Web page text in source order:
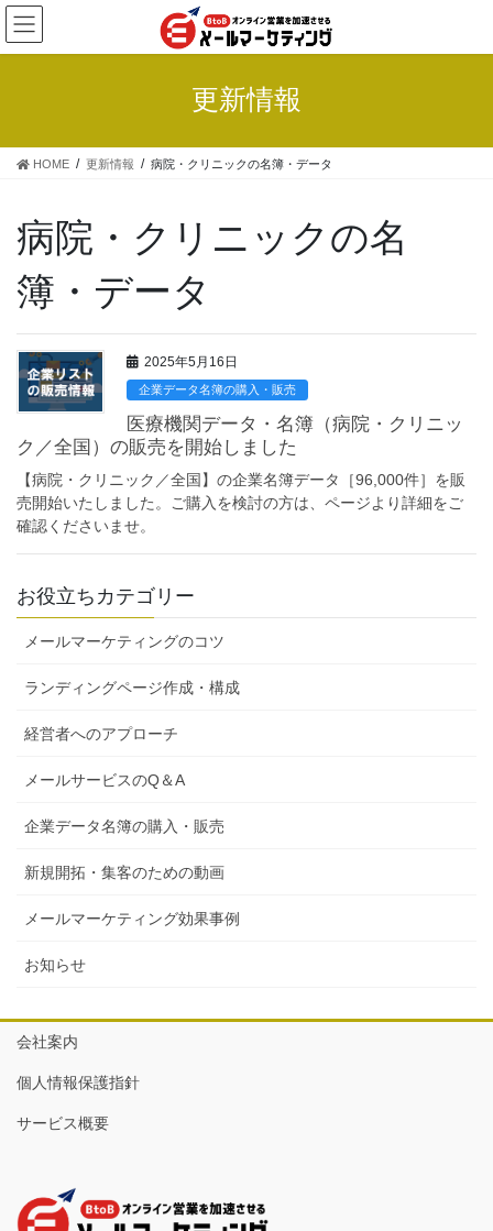
コ
ン
テ
ス
ナ
ビ
ゲ
ン
更新情報
HOME 更新情報 病院・クリニックの名簿・データ
病院・クリニックの名
簿・データ
2025年5月16日
企業データ名簿の購入・販売
医療機関データ・名簿（病院・クリニッ
ク／全国）の販売を開始しました
【病院・クリニック／全国】の企業名簿データ［96,000件］を販
売開始いたしました。ご購入を検討の方は、ページより詳細をご
確認くださいませ。
お役立ちカテゴリー
メールマーケティングのコツ
ランディングページ作成・構成
経営者へのアプローチ
メールサービスのQ＆A
企業データ名簿の購入・販売
新規開拓・集客のための動画
メールマーケティング効果事例
お知らせ
会社案内
個人情報保護指針
サービス概要